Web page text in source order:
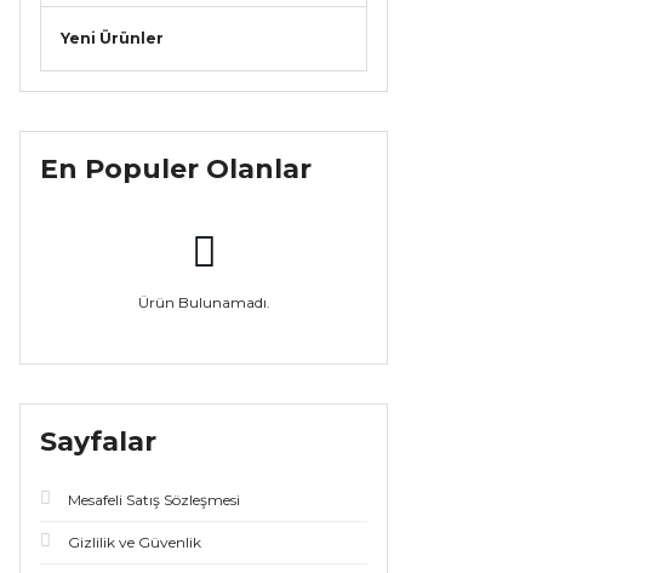
Yeni Ürünler
En Populer Olanlar
Ürün Bulunamadı.
Sayfalar
Mesafeli Satış Sözleşmesi
Gizlilik ve Güvenlik